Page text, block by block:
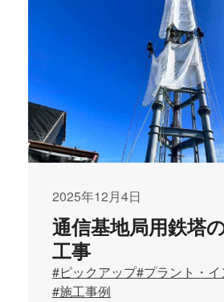
2025年12月4日
通信基地局用鉄塔
工事
#ピックアップ#プラント・イ
#施工事例